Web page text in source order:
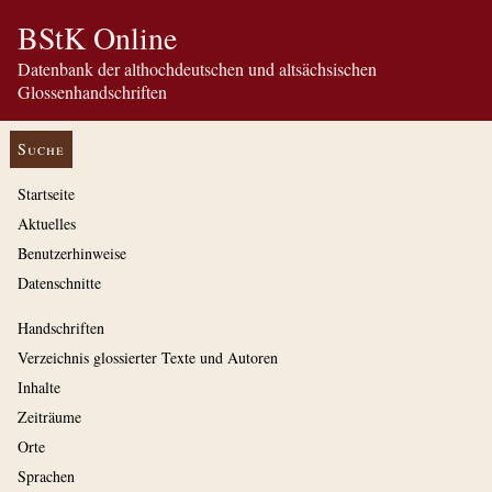
BStK Online
Datenbank der althochdeutschen und altsächsischen
Glossenhandschriften
Suche
Startseite
Aktuelles
Benutzerhinweise
Datenschnitte
Handschriften
Verzeichnis glossierter Texte und Autoren
Inhalte
Zeiträume
Orte
Sprachen